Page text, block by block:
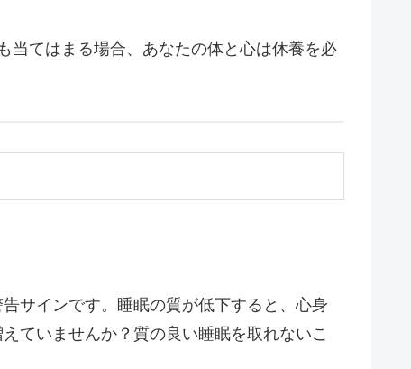
当てはまる場合、あなたの体と心は休養を必
サインです。睡眠の質が低下すると、心身
ていませんか？質の良い睡眠を取れないこ